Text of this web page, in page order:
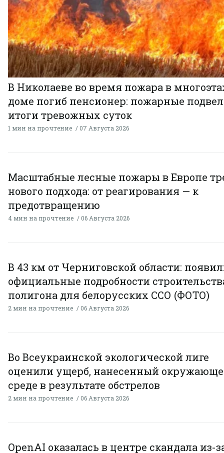
В Николаеве во время пожара в
доме погиб пенсионер: пожарные
итоги тревожных суток
1 мин на прочтение 07 Августа 2026
Масштабные лесные пожары в Европе
нового подхода: от реагирования — к
предотвращению
4 мин на прочтение 06 Августа 2026
В 43 км от Черниговской области:
официальные подробности
полигона для белорусских ССО (ФОТО)
2 мин на прочтение 06 Августа 2026
Во Всеукраинской экологической лиге
оценили ущерб, нанесенный
среде в результате обстрелов
2 мин на прочтение 06 Августа 2026
OpenAI оказалась в центре скандала из-